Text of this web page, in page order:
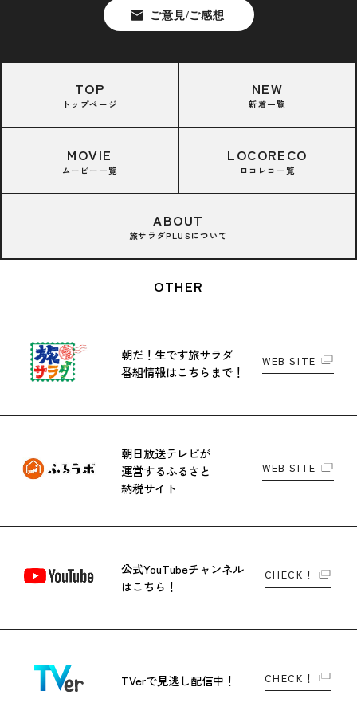
TOP
トップページ
NEW
新着一覧
MOVIE
ムービー一覧
LOCORECO
ロコレコ一覧
ABOUT
旅サラダPLUSについて
OTHER
朝だ！生です旅サラダ
番組情報はこちらまで！
WEB SITE
朝日放送テレビが
運営するふるさと
納税サイト
WEB SITE
公式YouTubeチャンネル
はこちら！
CHECK！
TVerで見逃し配信中！ CHECK！